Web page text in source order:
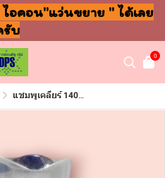
อคอน"แว่นขยาย " ได้เลย
รับ
0
แชมพูเคลียร์ 140มล 55บาท คอมพลีทซอฟแคร์ (แพ็ค3ขวด)